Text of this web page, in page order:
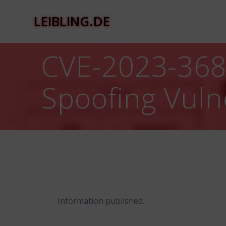
LEIBLING.DE
CVE-2023-
Spoofing
Information published.